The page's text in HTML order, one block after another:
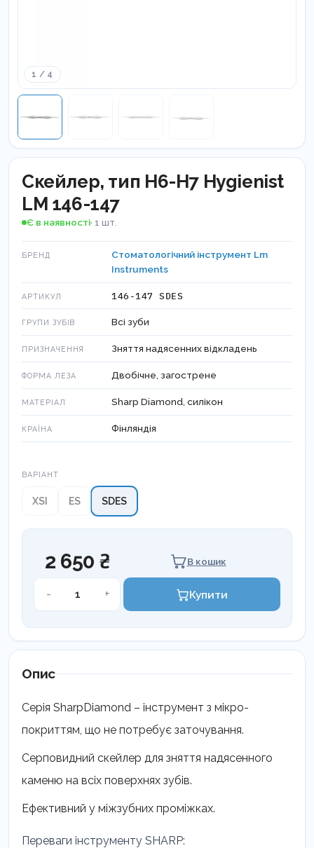
1 / 4
Скейлер, тип H6-H7 Hygienist
LM 146-147
Є в наявності· 1 шт.
БРЕНД
Стоматологічний інструмент Lm
Instruments
АРТИКУЛ 146-147 SDES
ГРУПИ ЗУБІВ Всі зуби
ПРИЗНАЧЕННЯ Зняття надясенних відкладень
ФОРМА ЛЕЗА Двобічне, загострене
МАТЕРІАЛ Sharp Diamond, силікон
КРАЇНА Фінляндія
ВАРІАНТ
XSI ES SDES
2 650 ₴ В кошик
-
Скейлер,
Hygienist
LM
147
+ Купити
Опис
Серія SharpDiamond – інструмент з мікро-
покриттям, що не потребує заточування.
Серповидний скейлер для зняття надясенного
каменю на всіх поверхнях зубів.
Ефективний у міжзубних проміжках.
Переваги інструменту SHARP: